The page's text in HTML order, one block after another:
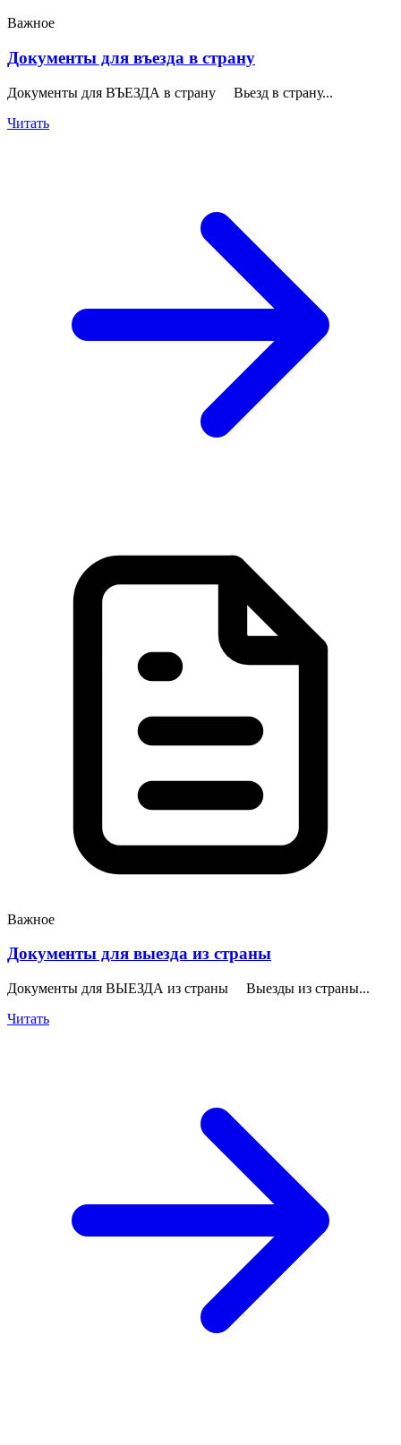
Важное
Документы для въезда в страну
Документы для ВЪЕЗДА в страну Вьезд в страну...
Читать
Важное
Документы для выезда из страны
Документы для ВЫЕЗДА из страны Выезды из страны...
Читать